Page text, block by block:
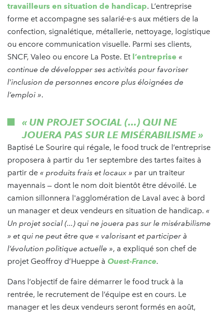
travailleurs en situation de handicap. L’entreprise
forme et accompagne ses salarié·e·s aux métiers de la
confection, signalétique, métallerie, nettoyage, logistique
ou encore communication visuelle. Parmi ses clients,
SNCF, Valeo ou encore La Poste. Et l’entreprise «
continue de développer ses activités pour favoriser
l’inclusion de personnes encore plus éloignées de
l’emploi ».
« UN PROJET SOCIAL (...) QUI NE
JOUERA PAS SUR LE MISÉRABILISME »
Baptisé Le Sourire qui régale, le food truck de l’entreprise
proposera à partir du 1er septembre des tartes faites à
partir de « produits frais et locaux » par un traiteur
mayennais — dont le nom doit bientôt être dévoilé. Le
camion sillonnera l'agglomération de Laval avec à bord
un manager et deux vendeurs en situation de handicap. «
Un projet social (...) qui ne jouera pas sur le misérabilisme
» et qui ne peut être que « valorisant et participer à
l’évolution politique actuelle », a expliqué son chef de
projet Geoffroy d’Hueppe à Ouest-France.
Dans l’objectif de faire démarrer le food truck à la
rentrée, le recrutement de l’équipe est en cours. Le
manager et les deux vendeurs seront formés en août,